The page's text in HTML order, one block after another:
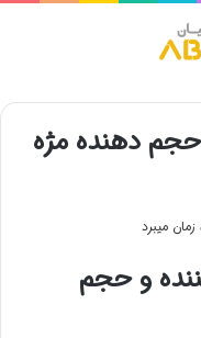
حجم دهنده مژه
و حجم